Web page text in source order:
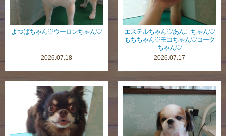
よつばちゃん♡ウーロンちゃん♡
2026.07.18
エステルちゃん♡あんこちゃん♡
もちちゃん♡モコちゃん♡コーク
ちゃん♡
2026.07.17